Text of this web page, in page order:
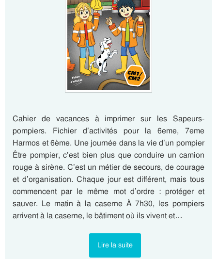
Cahier de vacances à imprimer sur les Sapeurs-
pompiers. Fichier d’activités pour la 6eme, 7eme
Harmos et 6ème. Une journée dans la vie d’un pompier
Être pompier, c’est bien plus que conduire un camion
rouge à sirène. C’est un métier de secours, de courage
et d’organisation. Chaque jour est différent, mais tous
commencent par le même mot d’ordre : protéger et
sauver. Le matin à la caserne À 7h30, les pompiers
arrivent à la caserne, le bâtiment où ils vivent et…
Lire la suite